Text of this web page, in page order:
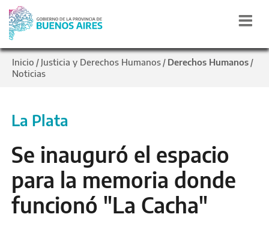
Inicio / Justicia y Derechos Humanos / Derechos Humanos /
Noticias
La Plata
Se inauguró el espacio
para la memoria donde
funcionó "La Cacha"